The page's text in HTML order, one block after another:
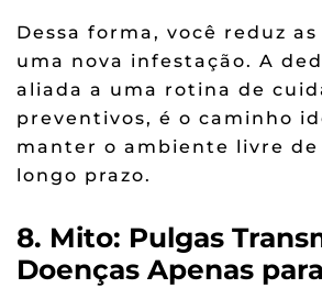
Dessa forma, você reduz
uma nova infestação. A
aliada a uma rotina de
preventivos, é o caminho
manter o ambiente livre de
longo prazo.
8. Mito: Pulgas
Doenças Apenas